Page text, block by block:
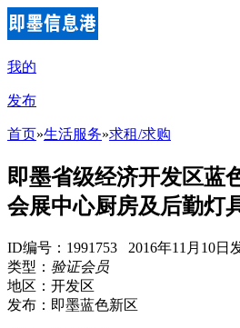
我的
发布
首页»生活服务»求租/求购
即墨省级经济开发区蓝
会展中心厨房及后勤灯
ID编号：1991753 2016年11月10日
类型： 验证会员
地区：开发区
发布：即墨蓝色新区